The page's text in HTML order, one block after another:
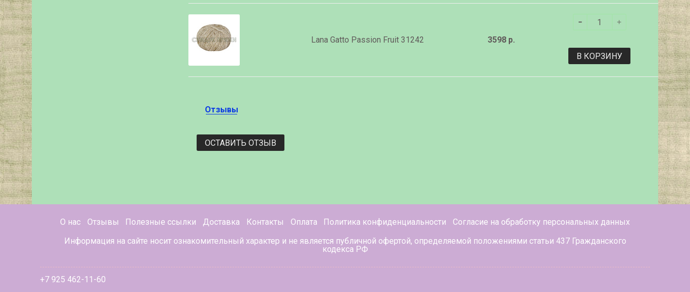
Lana Gatto Passion Fruit 31242
3598 р.
В КОРЗИНУ
Отзывы
ОСТАВИТЬ ОТЗЫВ
О нас Отзывы Полезные ссылки Доставка Контакты Оплата Политика конфиденциальности
Согласие на обработку персональных данных
Информация на сайте носит ознакомительный характер и не является публичной офертой, определяемой положениями статьи 437 Гражданского
кодекса РФ
+7 925 462-11-60